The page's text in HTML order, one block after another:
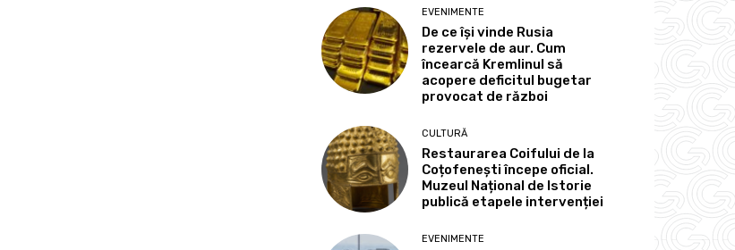
EVENIMENTE
De ce își vinde Rusia
rezervele de aur. Cum
încearcă Kremlinul să
acopere deficitul bugetar
provocat de război
CULTURĂ
Restaurarea Coifului de la
Coțofenești începe oficial.
Muzeul Național de Istorie
publică etapele intervenției
EVENIMENTE